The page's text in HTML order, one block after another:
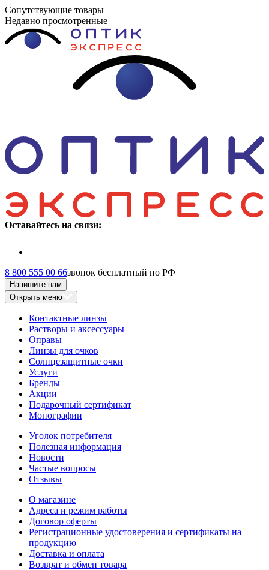
Сопутствующие товары
Недавно просмотренные
Оставайтесь на связи:
8 800 555 00 66звонок бесплатный по РФ
Напишите нам
Открыть меню
Контактные линзы
Растворы и аксессуары
Оправы
Линзы для очков
Солнцезащитные очки
Услуги
Бренды
Акции
Подарочный сертификат
Монографии
Уголок потребителя
Полезная информация
Новости
Частые вопросы
Отзывы
О магазине
Адреса и режим работы
Договор оферты
Регистрационные удостоверения и сертификаты на
продукцию
Доставка и оплата
Возврат и обмен товара